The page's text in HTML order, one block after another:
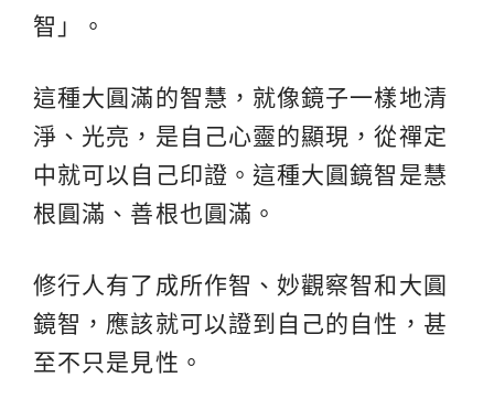
智」。
這種大圓滿的智慧，就像鏡子一樣地清
淨、光亮，是自己心靈的顯現，從禪定
中就可以自己印證。這種大圓鏡智是慧
根圓滿、善根也圓滿。
修行人有了成所作智、妙觀察智和大圓
鏡智，應該就可以證到自己的自性，甚
至不只是見性。